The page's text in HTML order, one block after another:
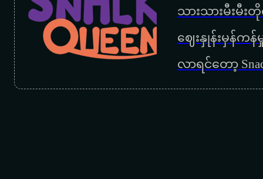
ချစ်စိတ်တဝေဝေ သားသားမီးမီး
ဈေးနှုန်းမှန်က
လာရင်တော့